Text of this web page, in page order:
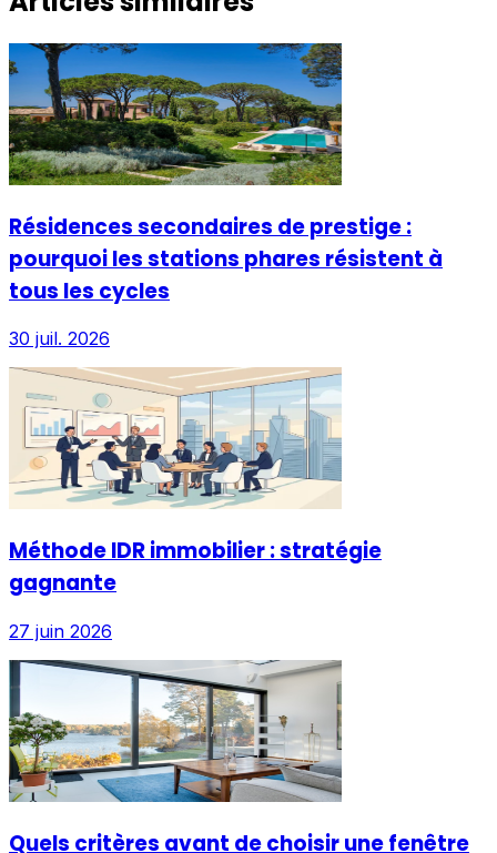
Résidences secondaires de prestige :
pourquoi les stations phares résistent à
tous les cycles
30 juil. 2026
Méthode IDR immobilier : stratégie
gagnante
27 juin 2026
Quels critères avant de choisir une fenêtre